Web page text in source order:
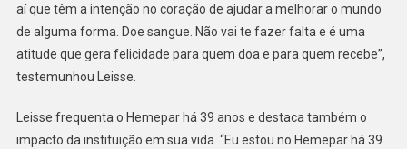
aí que têm a intenção no coração de ajudar a melhorar o mundo
de alguma forma. Doe sangue. Não vai te fazer falta e é uma
atitude que gera felicidade para quem doa e para quem recebe”,
testemunhou Leisse.
Leisse frequenta o Hemepar há 39 anos e destaca também o
impacto da instituição em sua vida. “Eu estou no Hemepar há 39